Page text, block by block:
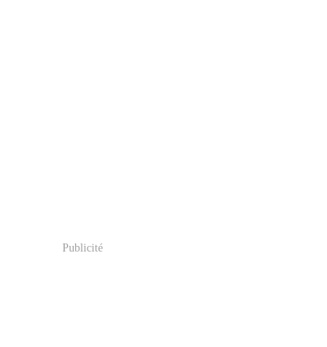
Publicité